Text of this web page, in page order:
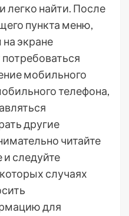
легко найти. После
пункта меню,
экране
мобильного
телефона,
другие
читайте
следуйте
случаях
для